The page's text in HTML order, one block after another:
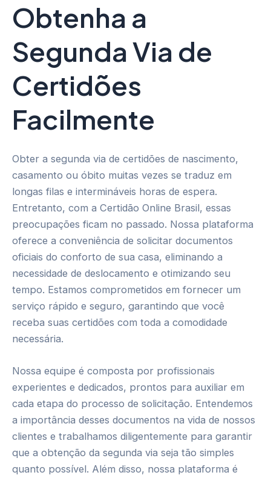
Obtenha a
Segunda Via de
Certidões
Facilmente
Obter a segunda via de certidões de nascimento,
casamento ou óbito muitas vezes se traduz em
longas filas e intermináveis horas de espera.
Entretanto, com a Certidão Online Brasil, essas
preocupações ficam no passado. Nossa plataforma
oferece a conveniência de solicitar documentos
oficiais do conforto de sua casa, eliminando a
necessidade de deslocamento e otimizando seu
tempo. Estamos comprometidos em fornecer um
serviço rápido e seguro, garantindo que você
receba suas certidões com toda a comodidade
necessária.
Nossa equipe é composta por profissionais
experientes e dedicados, prontos para auxiliar em
cada etapa do processo de solicitação. Entendemos
a importância desses documentos na vida de nossos
clientes e trabalhamos diligentemente para garantir
que a obtenção da segunda via seja tão simples
quanto possível. Além disso, nossa plataforma é